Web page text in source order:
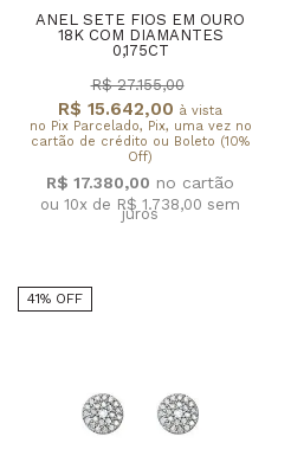
ANEL SETE FIOS EM OURO
18K COM DIAMANTES
0,175CT
R$ 15.642,00 à vista
no Pix Parcelado, Pix, uma vez no
cartão de crédito ou Boleto (10%
Off)
R$ 27.155,00
R$ 17.380,00
ou 10x de R$ 1.738,00 sem
juros
41% OFF